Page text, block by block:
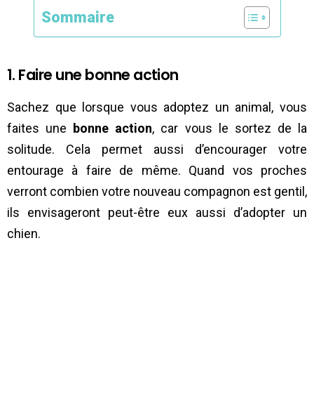
Sommaire
1. Faire une bonne action
Sachez que lorsque vous adoptez un animal, vous
faites une bonne action, car vous le sortez de la
solitude. Cela permet aussi d’encourager votre
entourage à faire de même. Quand vos proches
verront combien votre nouveau compagnon est gentil,
ils envisageront peut-être eux aussi d’adopter un
chien.